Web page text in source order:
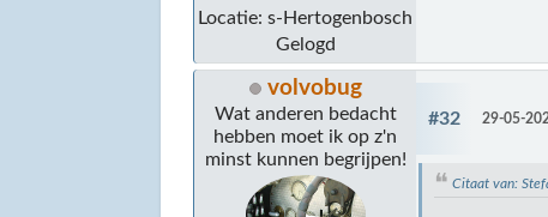
Locatie: s-Hertogenbosch
Gelogd
volvobug
Wat anderen bedacht
hebben moet ik op z'n
minst kunnen begrijpen!
#32 29-05-
Citaat van: